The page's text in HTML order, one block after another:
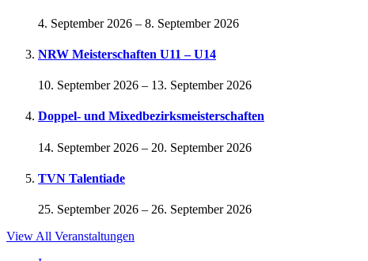
4. September 2026 – 8. September 2026
NRW Meisterschaften U11 – U14
10. September 2026 – 13. September 2026
Doppel- und Mixedbezirksmeisterschaften
14. September 2026 – 20. September 2026
TVN Talentiade
25. September 2026 – 26. September 2026
View All Veranstaltungen